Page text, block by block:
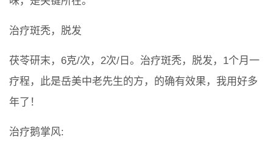
治疗斑秃，脱发
茯苓研末，6克/次，2次/日。治疗斑秃，脱发，1个月一
疗程，此是岳美中老先生的方，的确有效果，我用好多
年了！
治疗鹅掌风: